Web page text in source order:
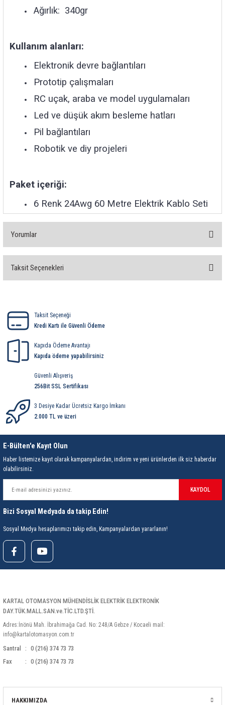
Ağırlık: 340gr
Kullanım alanları:
Elektronik devre bağlantıları
Prototip çalışmaları
RC uçak, araba ve model uygulamaları
Led ve düşük akım besleme hatları
Pil bağlantıları
Robotik ve diy projeleri
Paket içeriği:
6 Renk 24Awg 60 Metre Elektrik Kablo Seti
Yorumlar
Taksit Seçenekleri
3 Desiye Kadar Ücretsiz Kargo İmkanı
2.000 TL ve üzeri
Kapıda Ödeme Avantajı
Kapıda ödeme yapabilirsiniz
Güvenli Alışveriş
256Bit SSL Sertifikası
Taksit Seçeneği
Kredi Kartı ile Güvenli Ödeme
E-Bülten'e Kayıt Olun
Haber listemize kayıt olarak kampanyalardan, indirim ve yeni ürünlerden ilk siz haberdar
olabilirsiniz.
KAYDOL
Bizi Sosyal Medyada da takip Edin!
Sosyal Medya hesaplarımızı takip edin, Kampanyalardan yararlanın!
KARTAL OTOMASYON MÜHENDİSLİK ELEKTRİK ELEKTRONİK
DAY.TÜK.MALL.SAN.ve.TİC.LTD.ŞTİ.
Adres:İnönü Mah. İbrahimağa Cad. No: 248/A Gebze / Kocaeli mail:
info@kartalotomasyon.com.tr
Santral
0 (216) 374 73 73
Fax
0 (216) 374 73 73
HAKKIMIZDA